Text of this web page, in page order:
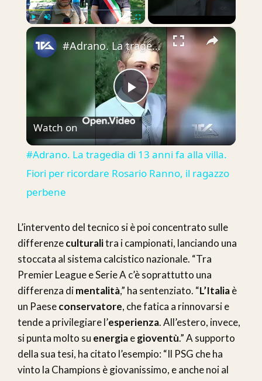
Fullscreen ×
Play
Video
#Adrano. La tragedia di 13 anni fa alla villa. Fiori per ricordare Rosario Ranno, il ragazzo perbene
Watch on
#Adrano. La tragedia di 13 anni fa alla villa.
Fiori per ricordare Rosario Ranno, il ragazzo
perbene
L’intervento del tecnico si è poi concentrato sulle
differenzeculturalitra i campionati, lanciando una
stoccata al sistema calcistico nazionale. “Tra
Premier League e Serie A c’è soprattutto una
differenza dimentalità,” ha sentenziato. “L’Italiaè
un Paeseconservatore, che fatica a rinnovarsi e
tende a privilegiare l’esperienza. All’estero, invece,
si punta molto su energiaegioventù.” A supporto
della sua tesi, ha citato l’esempio: “Il PSG che ha
vinto la Champions è giovanissimo, e anche noi al